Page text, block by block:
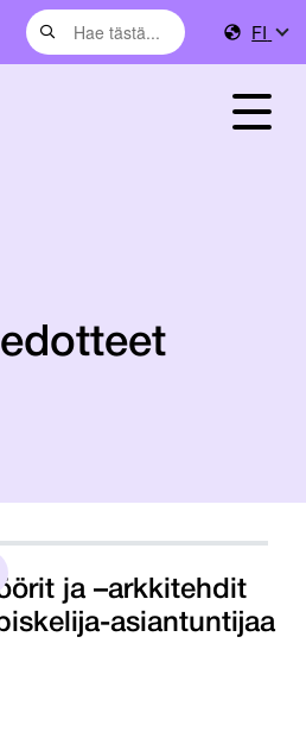
FI
ja –arkkitehdit
asiantuntijaa